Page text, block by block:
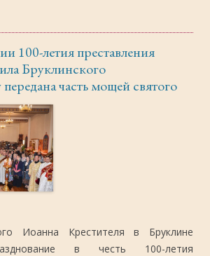
100-летия преставления
Бруклинского
часть мощей святого
Иоанна Крестителя в Бруклине
в честь 100-летия